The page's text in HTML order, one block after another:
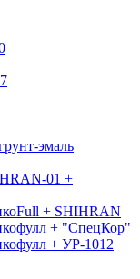
эмаль
01 +
+ SHIHRAN
+ "СпецКор"
+ УР-1012